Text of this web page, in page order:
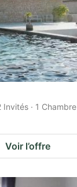
· 1 Chambre
Voir l’offre